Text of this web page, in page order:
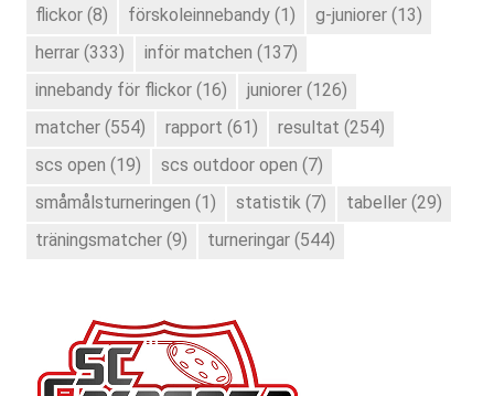
flickor (8) förskoleinnebandy (1) g-juniorer (13)
herrar (333) inför matchen (137)
innebandy för flickor (16) juniorer (126)
matcher (554) rapport (61) resultat (254)
scs open (19) scs outdoor open (7)
småmålsturneringen (1) statistik (7) tabeller (29)
träningsmatcher (9) turneringar (544)